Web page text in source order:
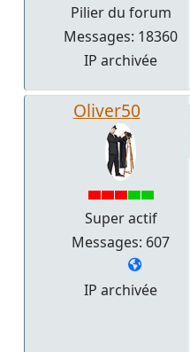
Pilier du forum
Messages: 18360
IP archivée
Oliver50
Super actif
Messages: 607
IP archivée